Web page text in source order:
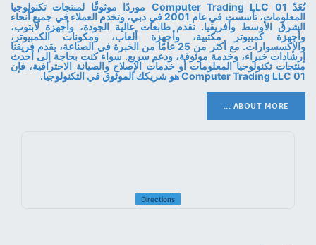
تُعَدّ 01 Computer Trading LLC موردًا موثوقًا لمنتجات تكنولوجيا
المعلومات، تأسست في عام 2001 في دبي، وتخدم العملاء في جميع أنحاء
الشرق الأوسط وأفريقيا. نقدم طابعات عالية الجودة، وأجهزة لابتوب،
وأجهزة كمبيوتر مكتبية، وأجهزة ألعاب، ومكونات الكمبيوتر،
والإكسسوارات. مع أكثر من 25 عامًا من الخبرة في الصناعة، يقدم فريقنا
إرشادات خبراء، وخدمة موثوقة، ودعم سريع. سواء كنت بحاجة إلى أحدث
منتجات تكنولوجيا المعلومات أو خدمات الإصلاح والصيانة الاحترافية، فإن
01 Computer Trading LLC هو شريكك الموثوق في التكنولوجيا.
ABOUT MORE ...
Directions